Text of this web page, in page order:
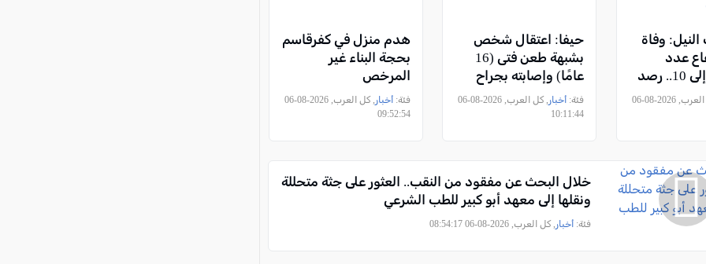
وفاة
عدد
الإصابات إلى 10.. رصد
للفيروس, كل العرب, 2026-08-06
حيفا: اعتقال شخص
بشبهة طعن فتى (16
عامًا) وإصابته بجراح
خطيرة قبل يومين
فئة: أخبار
, كل العرب, 2026-08-06
10:11:44
هدم منزل في كفرقاسم
بحجة البناء غير
المرخص
فئة:أخبار
, كل العرب, 2026-08-06
09:52:54
خلال البحث عن مفقود من النقب.. العثور على جثة متحللة
ونقلها إلى معهد أبو كبير للطب الشرعي
فئة: أخبار , كل العرب, 2026-08-06 08:54:17